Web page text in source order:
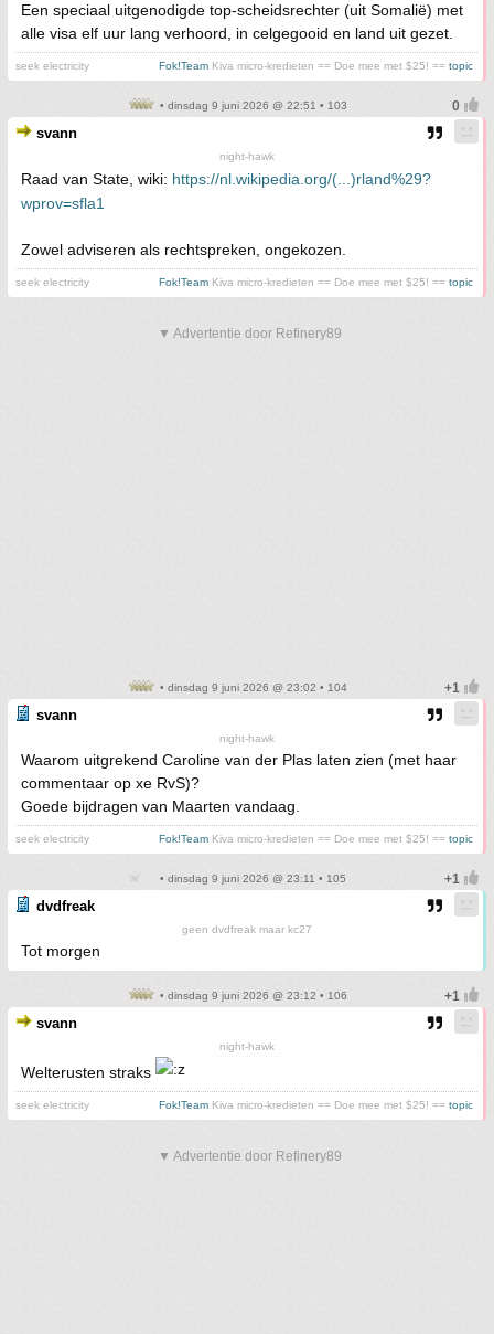
Een speciaal uitgenodigde top-scheidsrechter (uit Somalië) met
alle visa elf uur lang verhoord, in celgegooid en land uit gezet.
seek electricity Fok!Team Kiva micro-kredieten == Doe mee met $25! == topic
• dinsdag 9 juni 2026 @ 22:51 • 103
svann
night-hawk
Raad van State, wiki: https://nl.wikipedia.org/(...)rland%29?
wprov=sfla1
Zowel adviseren als rechtspreken, ongekozen.
seek electricity Fok!Team Kiva micro-kredieten == Doe mee met $25! == topic
▼ Advertentie door Refinery89
• dinsdag 9 juni 2026 @ 23:02 • 104
svann
night-hawk
Waarom uitgrekend Caroline van der Plas laten zien (met haar
commentaar op xe RvS)?
Goede bijdragen van Maarten vandaag.
seek electricity Fok!Team Kiva micro-kredieten == Doe mee met $25! == topic
• dinsdag 9 juni 2026 @ 23:11 • 105
dvdfreak
geen dvdfreak maar kc27
Tot morgen
• dinsdag 9 juni 2026 @ 23:12 • 106
svann
night-hawk
Welterusten straks
seek electricity Fok!Team Kiva micro-kredieten == Doe mee met $25! == topic
▼ Advertentie door Refinery89